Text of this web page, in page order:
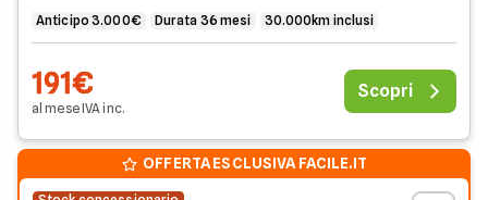
Anticipo 3.000€ Durata 36 mesi 30.000km inclusi
191€
al meseIVAinc.
Scopri
OFFERTA ESCLUSIVA FACILE.IT